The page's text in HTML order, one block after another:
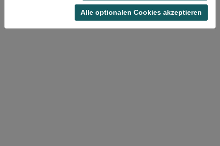
Alle optionalen Cookies akzeptieren